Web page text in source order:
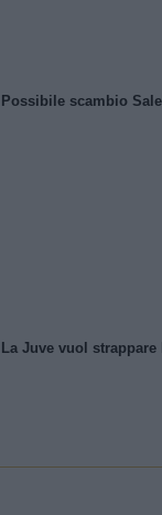
Possibile scambio
La Juve vuol